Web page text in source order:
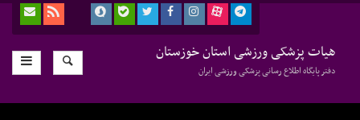
هیات پزشکی ورزشی استان خوزستان
دفتر پایگاه اطلاع رسانی پزشکی ورزشی ایران